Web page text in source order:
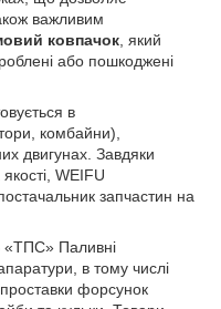
важливим
ковпачок, який
або пошкоджені
в
комбайни),
двигунах. Завдяки
WEIFU
запчастин на
«ТПС» Паливні
в тому числі
форсунок